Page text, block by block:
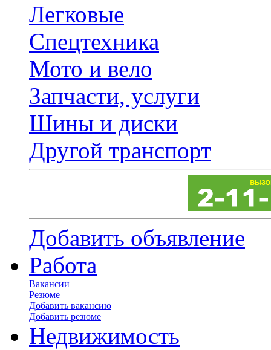
Легковые
Спецтехника
Мото и вело
Запчасти, услуги
Шины и диски
Другой транспорт
Добавить объявление
Работа
Вакансии
Резюме
Добавить вакансию
Добавить резюме
Недвижимость